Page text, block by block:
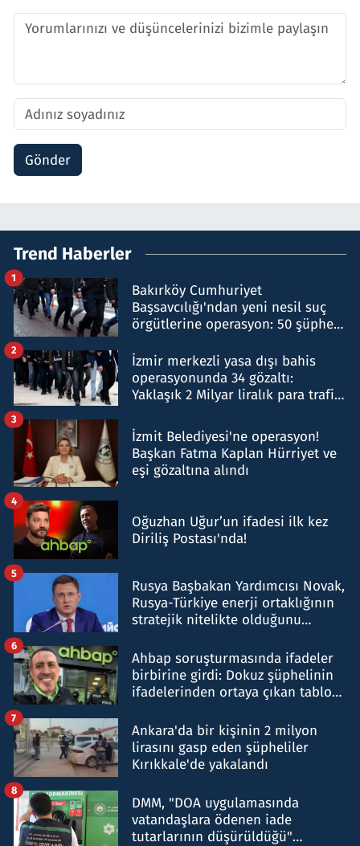
Gönder
Trend Haberler
Bakırköy Cumhuriyet
Başsavcılığı'ndan yeni nesil suç
örgütlerine operasyon: 50 şüpheli
1
İzmir merkezli yasa dışı bahis
operasyonunda 34 gözaltı:
Yaklaşık 2 Milyar liralık para trafiği
2
İzmit Belediyesi'ne operasyon!
Başkan Fatma Kaplan Hürriyet ve
eşi gözaltına alındı
3
Oğuzhan Uğur’un ifadesi ilk kez
Diriliş Postası'nda!
4
Rusya Başbakan Yardımcısı Novak,
Rusya-Türkiye enerji ortaklığının
stratejik nitelikte olduğunu
5
Ahbap soruşturmasında ifadeler
birbirine girdi: Dokuz şüphelinin
ifadelerinden ortaya çıkan tablo
6
Ankara'da bir kişinin 2 milyon
lirasını gasp eden şüpheliler
Kırıkkale'de yakalandı
7
DMM, "DOA uygulamasında
vatandaşlara ödenen iade
tutarlarının düşürüldüğü"
8